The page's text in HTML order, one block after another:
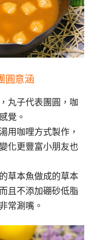
圓意涵
丸子代表團圓，咖
覺。
用咖哩方式製作，
化更豐富小朋友也
草本魚做成的草本
且不添加硼砂低脂
常涮嘴。